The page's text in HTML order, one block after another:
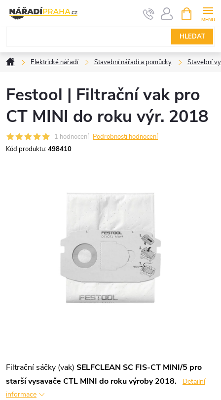
obsah
HLEDAT
NÁKUPNÍ
KOŠÍK
DomůElektrické nářadí Stavební nářadí a pomůcky Stavební
Festool | Filtrační vak pro
CT MINI do roku výr. 2018
1 hodnocení Podrobnosti hodnocení
Kód produktu:498410
Filtrační sáčky (vak) SELFCLEAN SC FIS-CT MINI/5 pro
starší vysavače CTL MINI do roku výroby 2018.
Detailní
informace